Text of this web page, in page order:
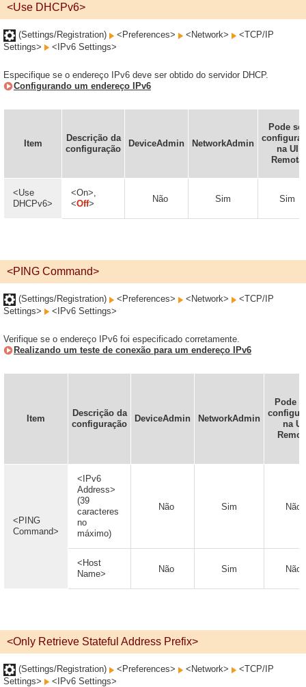
<Use DHCPv6>
(Settings/Registration) <Preferences> <Network>
<TCP/IP
Settings>
<IPv6 Settings>
Especifique se o endereço IPv6 deve ser obtido do servidor DHCP.
Configurando um endereço IPv6
Item
Descrição da
configuração
DeviceAdmin NetworkAdmin
Pode ser
na UI
Remota
<Use
DHCPv6>
<On>,
<Off> Não Sim Sim
<PING Command>
(Settings/Registration) <Preferences> <Network>
<TCP/IP
Settings>
<IPv6 Settings>
Verifique se o endereço IPv6 foi especificado corretamente.
Realizando um teste de conexão para um endereço IPv6
Item
Descrição da
configuração
DeviceAdmin NetworkAdmin
Pode
na UI
<PING
Command>
<IPv6
Address>
(39
caracteres
no
máximo)
Não Sim Não
<Host
Name>
Não Sim Não
<Only Retrieve Stateful Address Prefix>
(Settings/Registration) <Preferences> <Network>
<TCP/IP
Settings>
<IPv6 Settings>